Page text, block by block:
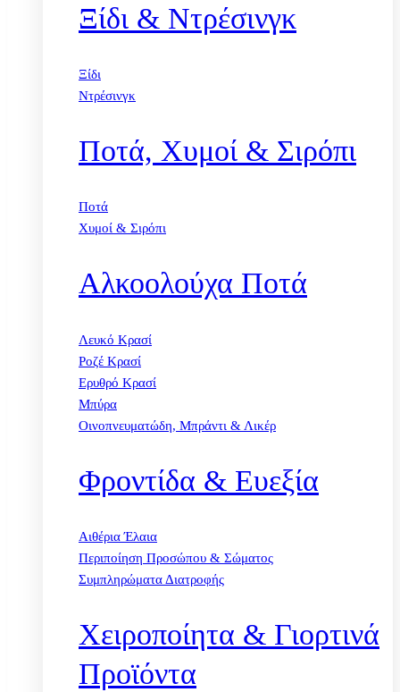
Ξίδι & Ντρέσινγκ
Ξίδι
Ντρέσινγκ
Ποτά, Χυμοί & Σιρόπι
Ποτά
Χυμοί & Σιρόπι
Αλκοολούχα Ποτά
Λευκό Κρασί
Ροζέ Κρασί
Ερυθρό Κρασί
Μπύρα
Οινοπνευματώδη, Μπράντι & Λικέρ
Φροντίδα & Ευεξία
Αιθέρια Έλαια
Περιποίηση Προσώπου & Σώματος
Συμπληρώματα Διατροφής
Χειροποίητα & Γιορτινά
Προϊόντα